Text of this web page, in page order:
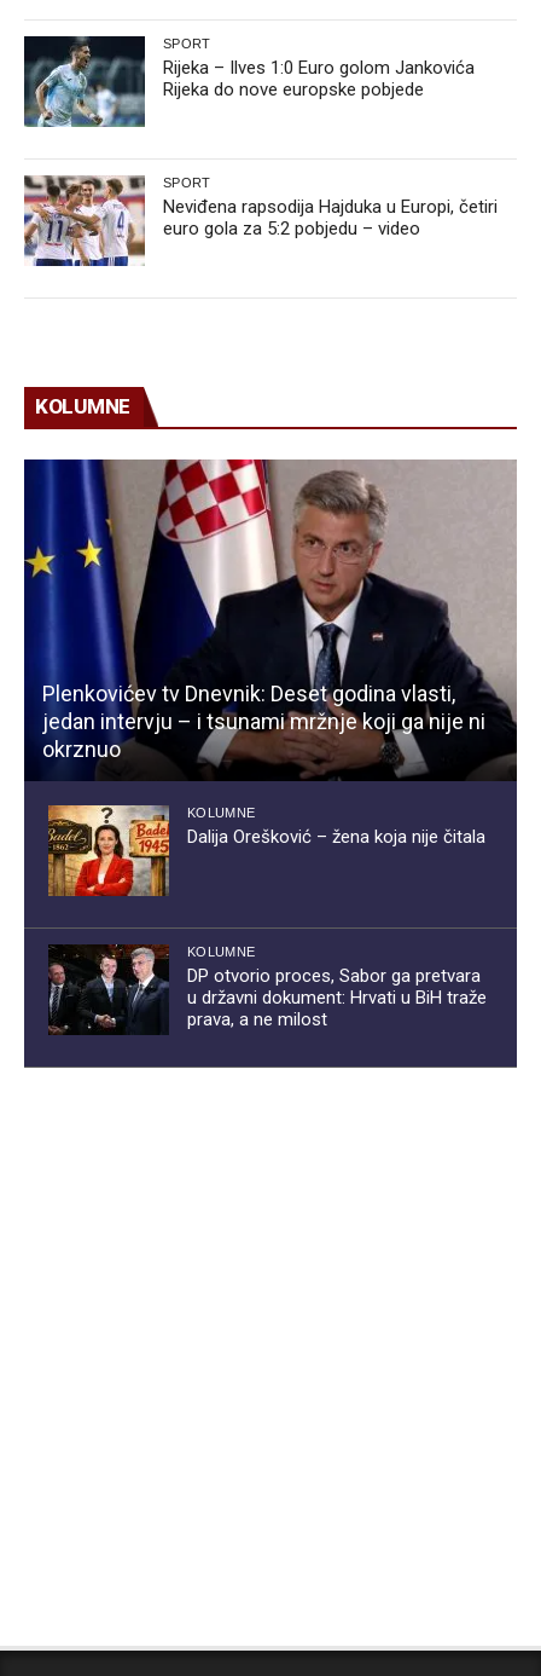
SPORT
Rijeka – Ilves 1:0 Euro golom Jankovića
Rijeka do nove europske pobjede
SPORT
Neviđena rapsodija Hajduka u Europi, četiri
euro gola za 5:2 pobjedu – video
KOLUMNE
Plenkovićev tv Dnevnik: Deset godina vlasti,
jedan intervju – i tsunami mržnje koji ga nije ni
okrznuo
KOLUMNE
Dalija Orešković – žena koja nije čitala
KOLUMNE
DP otvorio proces, Sabor ga pretvara
u državni dokument: Hrvati u BiH traže
prava, a ne milost